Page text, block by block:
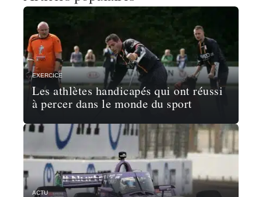
EXERCICE
Les athlètes handicapés qui ont réussi
à percer dans le monde du sport
ACTU